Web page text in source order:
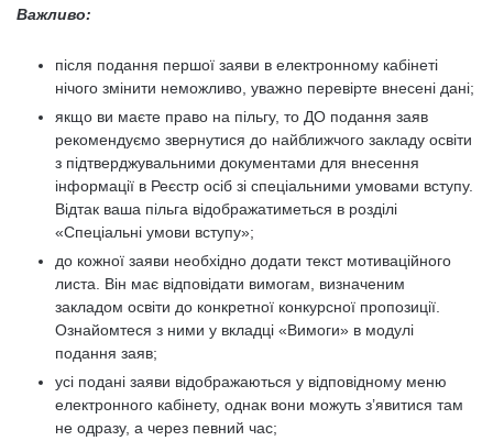
Важливо:
після подання першої заяви в електронному кабінеті
нічого змінити неможливо, уважно перевірте внесені дані;
якщо ви маєте право на пільгу, то ДО подання заяв
рекомендуємо звернутися до найближчого закладу освіти
з підтверджувальними документами для внесення
інформації в Реєстр осіб зі спеціальними умовами вступу.
Відтак ваша пільга відображатиметься в розділі
«Спеціальні умови вступу»;
до кожної заяви необхідно додати текст мотиваційного
листа. Він має відповідати вимогам, визначеним
закладом освіти до конкретної конкурсної пропозиції.
Ознайомтеся з ними у вкладці «Вимоги» в модулі
подання заяв;
усі подані заяви відображаються у відповідному меню
електронного кабінету, однак вони можуть з’явитися там
не одразу, а через певний час;